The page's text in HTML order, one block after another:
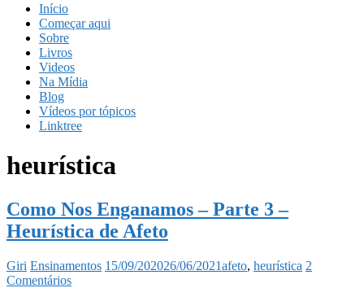
Início
Começar aqui
Sobre
Livros
Videos
Na Mídia
Blog
Vídeos por tópicos
Linktree
heurística
Como Nos Enganamos – Parte 3 –
Heurística de Afeto
Giri Ensinamentos 15/09/202026/06/2021afeto, heurística 2
Comentários